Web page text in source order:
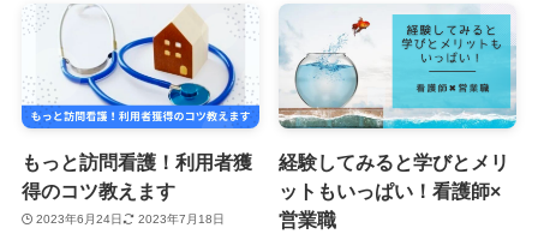
もっと訪問看護！利用者獲
得のコツ教えます
2023年6月24日 2023年7月18日
経験してみると学びとメリ
ットもいっぱい！看護師×
営業職